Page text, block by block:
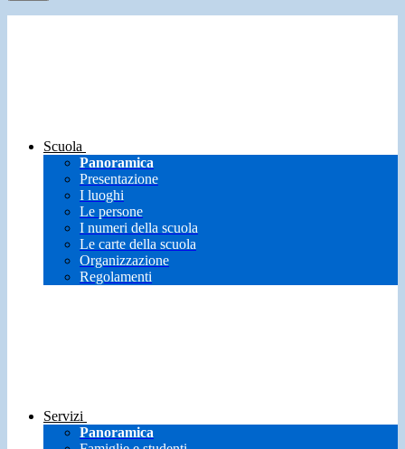
Scuola
Panoramica
Presentazione
I luoghi
Le persone
I numeri della scuola
Le carte della scuola
Organizzazione
Regolamenti
Servizi
Panoramica